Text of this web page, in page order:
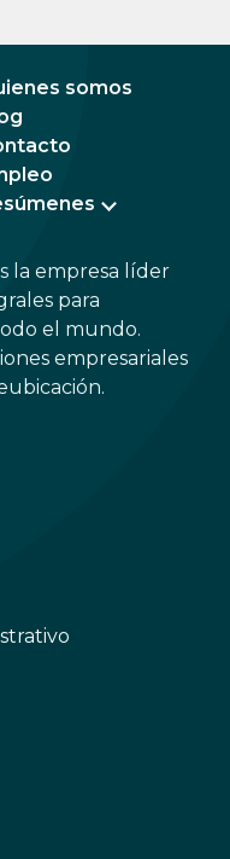
somos
la empresa líder
para
el mundo.
empresariales